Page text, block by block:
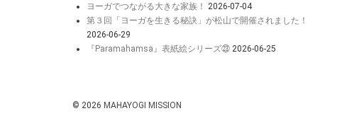
ヨーガでつながる大きな家族！
2026-07-04
第３回「ヨーガを生きる秘訣」が松山で開催されました！
2026-06-29
『Paramahamsa』表紙絵シリーズ㉓ 2026-06-25
© 2026 MAHAYOGI MISSION